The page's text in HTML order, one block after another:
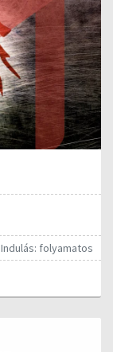
Indulás: folyamatos